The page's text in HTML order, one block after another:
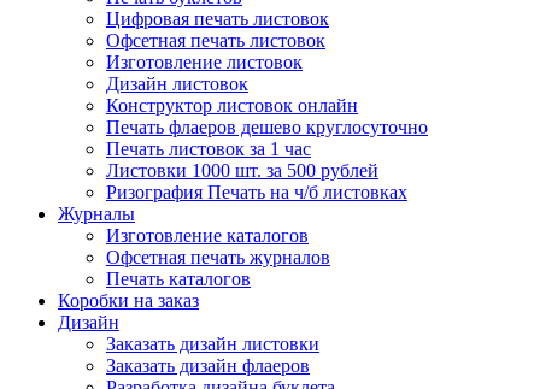
Цифровая печать листовок
Офсетная печать листовок
Изготовление листовок
Дизайн листовок
Конструктор листовок онлайн
Печать флаеров дешево круглосуточно
Печать листовок за 1 час
Листовки 1000 шт. за 500 рублей
Ризография Печать на ч/б листовках
Журналы
Изготовление каталогов
Офсетная печать журналов
Печать каталогов
Коробки на заказ
Дизайн
Заказать дизайн листовки
Заказать дизайн флаеров